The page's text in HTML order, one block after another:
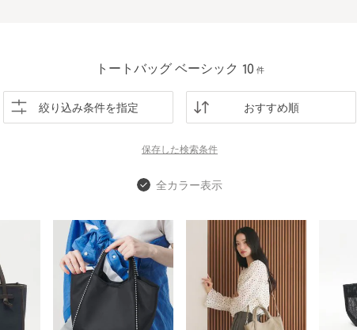
トートバッグ ベーシック 10 件
絞り込み条件を指定 おすすめ順
保存した検索条件
全カラー表示